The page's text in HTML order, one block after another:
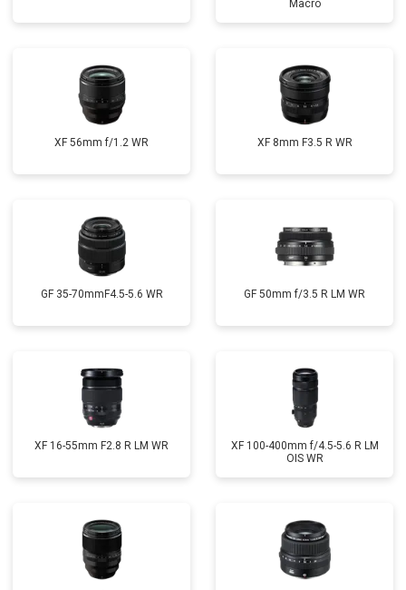
Macro
XF 56mm f/1.2 WR XF 8mm F3.5 R WR
GF 35-70mmF4.5-5.6 WR GF 50mm f/3.5 R LM WR
XF 16-55mm F2.8 R LM WR
XF 100-400mm f/4.5-5.6 R LM
OIS WR